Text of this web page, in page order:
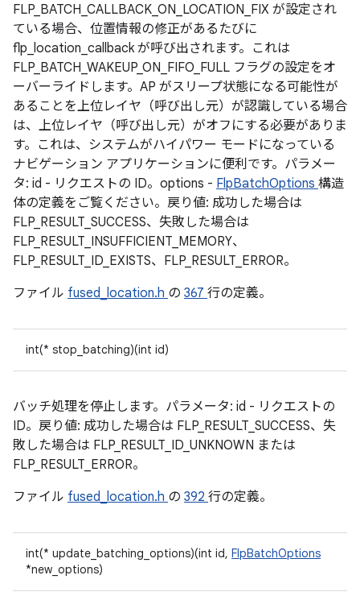
FLP_BATCH_CALLBACK_ON_LOCATION_FIX が設定され
ている場合、位置情報の修正があるたびに
flp_location_callback が呼び出されます。これは
FLP_BATCH_WAKEUP_ON_FIFO_FULL フラグの設定をオ
ーバーライドします。AP がスリープ状態になる可能性が
あることを上位レイヤ（呼び出し元）が認識している場合
は、上位レイヤ（呼び出し元）がオフにする必要がありま
す。これは、システムがハイパワー モードになっている
ナビゲーション アプリケーションに便利です。パラメー
タ: id - リクエストの ID。options - FlpBatchOptions 構造
体の定義をご覧ください。戻り値: 成功した場合は
FLP_RESULT_SUCCESS、失敗した場合は
FLP_RESULT_INSUFFICIENT_MEMORY、
FLP_RESULT_ID_EXISTS、FLP_RESULT_ERROR。
ファイル fused_location.h の 367 行の定義。
int(* stop_batching)(int id)
バッチ処理を停止します。パラメータ: id - リクエストの
ID。戻り値: 成功した場合は FLP_RESULT_SUCCESS、失
敗した場合は FLP_RESULT_ID_UNKNOWN または
FLP_RESULT_ERROR。
ファイル fused_location.h の 392 行の定義。
int(* update_batching_options)(int id, FlpBatchOptions
*new_options)